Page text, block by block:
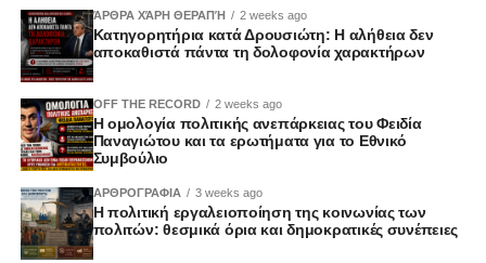
ΆΡΘΡΑ ΧΆΡΗ ΘΕΡΑΠΉ 2 weeks ago
Κατηγορητήρια κατά Δρουσιώτη: Η αλήθεια δεν
αποκαθιστά πάντα τη δολοφονία χαρακτήρων
OFF THE RECORD 2 weeks ago
Η ομολογία πολιτικής ανεπάρκειας του Φειδία
Παναγιώτου και τα ερωτήματα για το Εθνικό
Συμβούλιο
ΑΡΘΡΟΓΡΑΦΙΑ 3 weeks ago
Η πολιτική εργαλειοποίηση της κοινωνίας των
πολιτών: θεσμικά όρια και δημοκρατικές συνέπειες